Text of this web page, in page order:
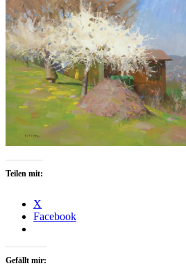
Teilen mit:
X
Facebook
Gefällt mir: